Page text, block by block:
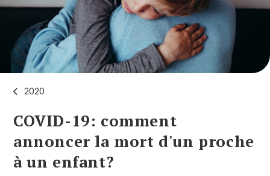
2020
COVID-19: comment
annoncer la mort d'un proche
à un enfant?